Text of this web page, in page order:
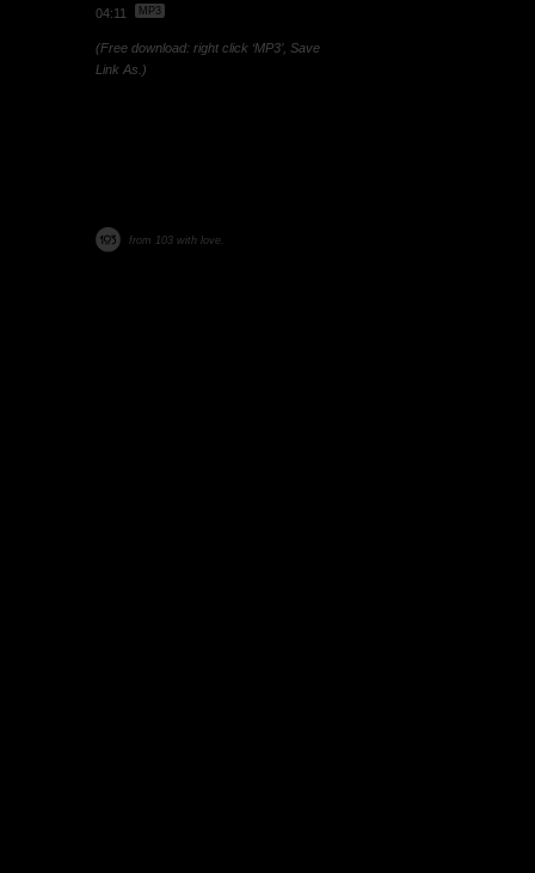
04:11
MP3
(Free download: right click ‘MP3’, Save
Link As.)
from 103 with love.